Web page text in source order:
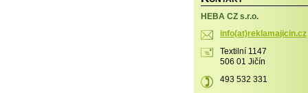
HEBA CZ s.r.o.
info(at)reklamajicin.cz
Textilní 1147
506 01 Jičín
493 532 331